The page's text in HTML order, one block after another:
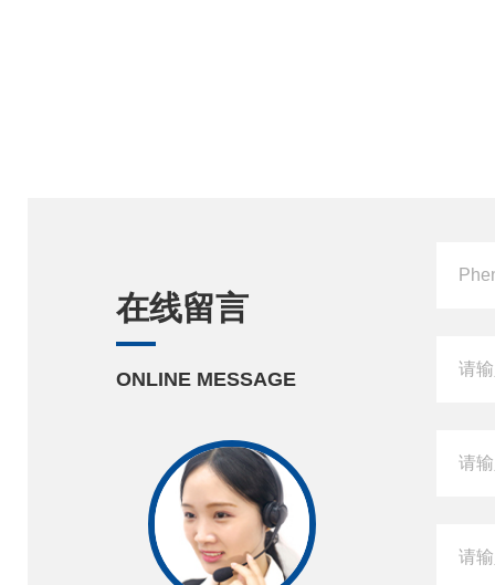
在线留言
ONLINE MESSAGE